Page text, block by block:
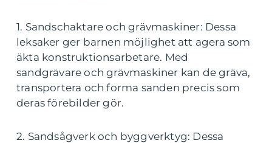
1. Sandschaktare och grävmaskiner: Dessa
leksaker ger barnen möjlighet att agera som
äkta konstruktionsarbetare. Med
sandgrävare och grävmaskiner kan de gräva,
transportera och forma sanden precis som
deras förebilder gör.
2. Sandsågverk och byggverktyg: Dessa